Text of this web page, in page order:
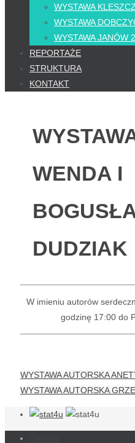
WYSTAWA
WYSTAWA
WYSTAWA JANÓW
REPORTAŻE
STRUKTURA
KONTAKT
WENDA I
DUDZIAK
W imieniu autorów
godzinę 17:00 do
WYSTAWA AUTORSKA
WYSTAWA AUTORSKA